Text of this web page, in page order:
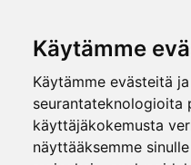
Käytämme
Käytämme evästeitä
seurantateknologioita
käyttäjäkokemusta
näyttääksemme